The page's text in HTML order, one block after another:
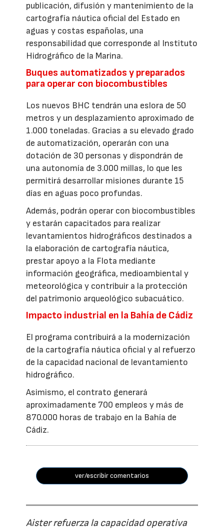
publicación, difusión y mantenimiento de la
cartografía náutica oficial del Estado en
aguas y costas españolas, una
responsabilidad que corresponde al Instituto
Hidrográfico de la Marina.
Buques automatizados y preparados
para operar con biocombustibles
Los nuevos BHC tendrán una eslora de 50
metros y un desplazamiento aproximado de
1.000 toneladas. Gracias a su elevado grado
de automatización, operarán con una
dotación de 30 personas y dispondrán de
una autonomía de 3.000 millas, lo que les
permitirá desarrollar misiones durante 15
días en aguas poco profundas.
Además, podrán operar con biocombustibles
y estarán capacitados para realizar
levantamientos hidrográficos destinados a
la elaboración de cartografía náutica,
prestar apoyo a la Flota mediante
información geográfica, medioambiental y
meteorológica y contribuir a la protección
del patrimonio arqueológico subacuático.
Impacto industrial en la Bahía de Cádiz
El programa contribuirá a la modernización
de la cartografía náutica oficial y al refuerzo
de la capacidad nacional de levantamiento
hidrográfico.
Asimismo, el contrato generará
aproximadamente 700 empleos y más de
870.000 horas de trabajo en la Bahía de
Cádiz.
ver/escribir comentarios
Aister refuerza la capacidad operativa